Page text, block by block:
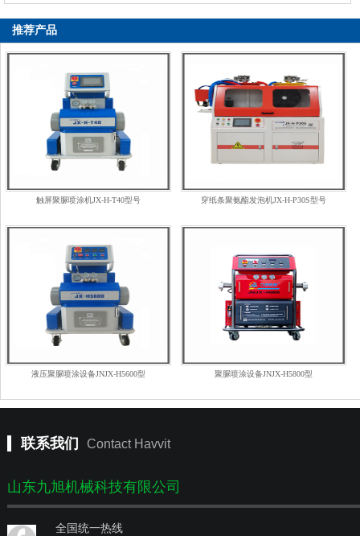
推荐产品
触屏聚脲喷涂机JX-H-T40型号 穿纸条聚氨酯发泡机JX-H-P30S型号
液压聚脲喷涂设备JNJX-H5600型 聚脲喷涂设备JNJX-H5800型
联系我们 Contact Havvit
山东九旭机械科技有限公司
全国统一热线